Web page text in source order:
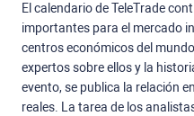
El calendario de TeleTrade
importantes para el mercado
centros económicos del
expertos sobre ellos y la
evento, se publica la relación
reales. La tarea de los